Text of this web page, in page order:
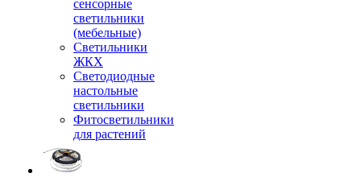
сенсорные
светильники
(мебельные)
Светильники
ЖКХ
Светодиодные
настольные
светильники
Фитосветильники
для растений